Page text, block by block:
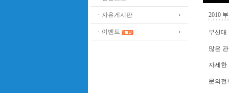
ㆍ자유게시판
ㆍ이벤트
2010
부산대
많은
자세한
문의전